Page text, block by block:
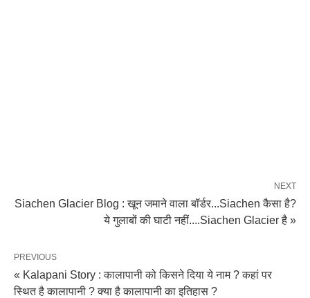
NEXT
Siachen Glacier Blog : खून जमाने वाला बॉर्डर...Siachen कैसा है?
ये गुलाबों की घाटी नहीं....Siachen Glacier है »
PREVIOUS
« Kalapani Story : कालापानी को किसने दिया ये नाम ? कहां पर
स्थित है कालापानी ? क्या है कालापानी का इतिहास ?